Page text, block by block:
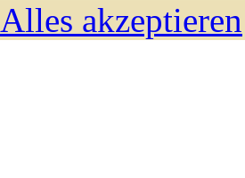
Alles akzeptieren